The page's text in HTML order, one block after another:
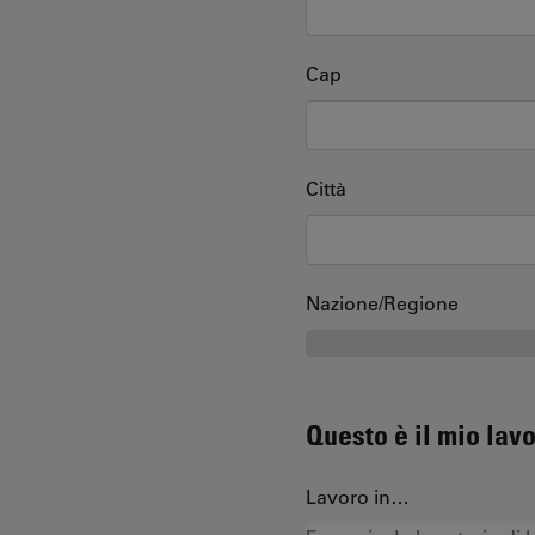
Cap
Città
Nazione/Regione
Questo è il mio
Lavoro in…